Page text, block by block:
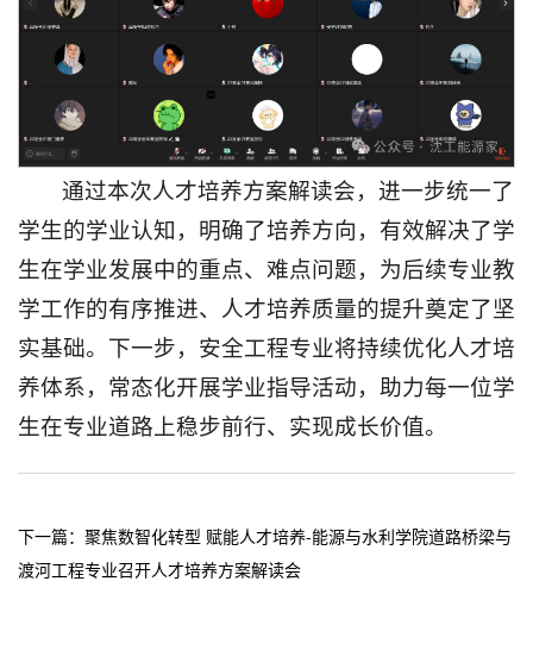
通过本次人才培养方案解读会，进一步统一了
学生的学业认知，明确了培养方向，有效解决了学
生在学业发展中的重点、难点问题，为后续专业教
学工作的有序推进、人才培养质量的提升奠定了坚
实基础。下一步，安全工程专业将持续优化人才培
养体系，常态化开展学业指导活动，助力每一位学
生在专业道路上稳步前行、实现成长价值。
下一篇： 聚焦数智化转型 赋能人才培养-能源与水利学院道路桥梁与
渡河工程专业召开人才培养方案解读会